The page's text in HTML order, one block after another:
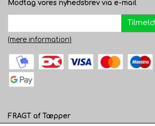
Modtag vores nyhedsbrev via e-mail
Tilmeld
(mere information)
FRAGT af Tæpper